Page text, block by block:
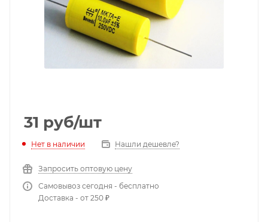
31 руб/шт
Нет в наличии Нашли дешевле?
Запросить оптовую цену
Самовывоз сегодня - бесплатно
Доставка - от 250 ₽